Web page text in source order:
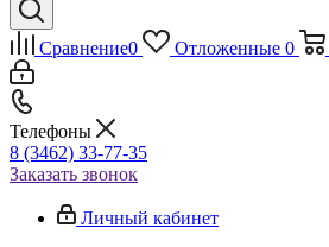
Сравнение0 Отложенные 0
Телефоны
8 (3462) 33-77-35
Заказать звонок
Личный кабинет